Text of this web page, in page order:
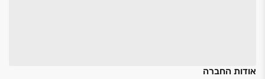
אודות החברה